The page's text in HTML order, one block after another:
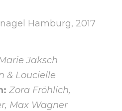
Hamburg, 2017
Jaksch
& Loucielle
Zora Fröhlich,
Max Wagner